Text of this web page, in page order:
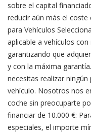
sobre el capital
reducir aún más el coste
para Vehículos
aplicable a vehículos
garantizando que
y con la máxima
necesitas realizar
vehículo. Nosotros nos
coche sin preocuparte
financiar de 10.000 €:
especiales, el importe